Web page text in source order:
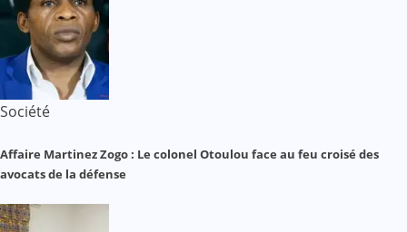
Société
Affaire Martinez Zogo : Le colonel Otoulou face au feu croisé des
avocats de la défense